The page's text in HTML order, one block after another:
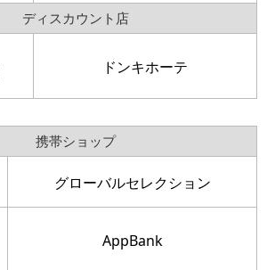
ディスカウント店
ドンキホーテ
携帯ショップ
グローバルセレクション
AppBank